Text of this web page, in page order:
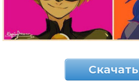
Скачать